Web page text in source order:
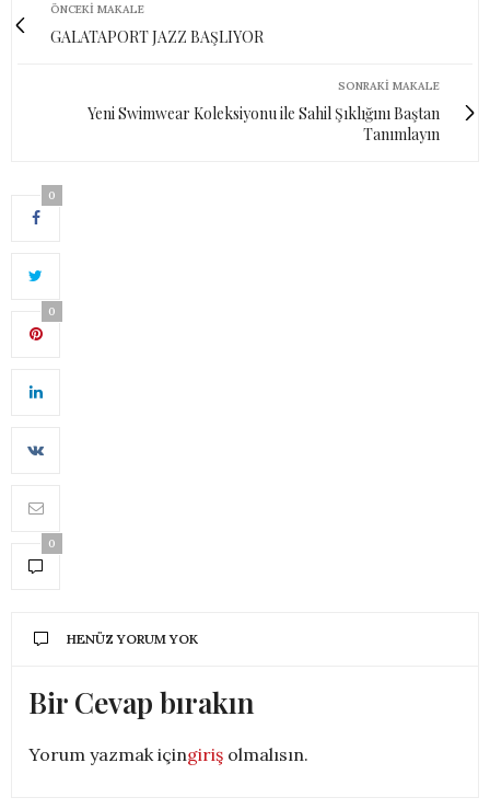
ÖNCEKI MAKALE
GALATAPORT JAZZ BAŞLIYOR
SONRAKI MAKALE
Yeni Swimwear Koleksiyonu ile Sahil Şıklığını Baştan
Tanımlayın
0
0
0
HENÜZ YORUM YOK
Bir Cevap bırakın
Yorum yazmak içingiriş olmalısın.